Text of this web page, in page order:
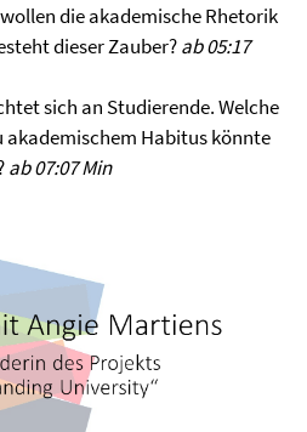
wollen die akademische Rhetorik
dieser Zauber?ab 05:17
sich an Studierende. Welche
akademischem Habitus könnte
ab 07:07 Min